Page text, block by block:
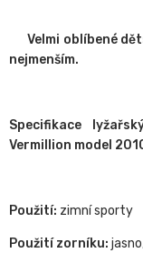
Velmi oblíbené
nejmenším.
Specifikace
Vermillion model
Použití: zimní sporty
Použití zorníku: